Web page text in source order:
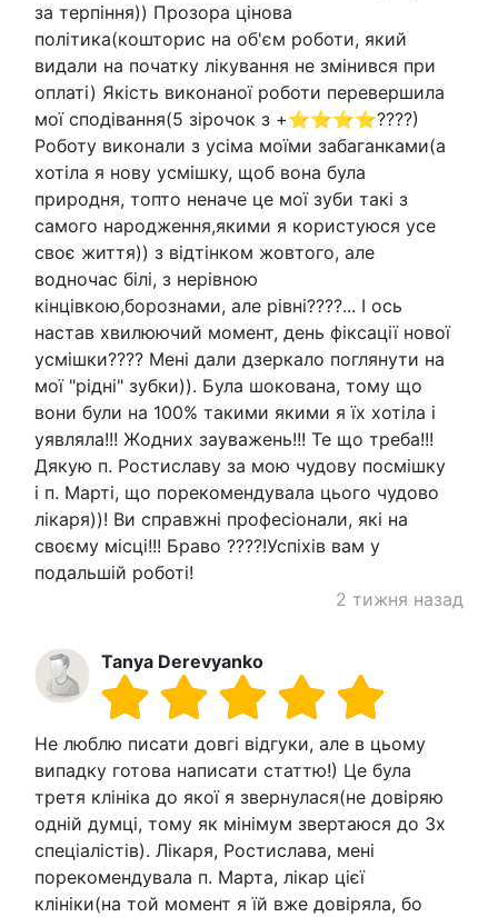
за терпіння)) Прозора цінова
політика(кошторис на об'єм роботи, який
видали на початку лікування не змінився при
оплаті) Якість виконаної роботи перевершила
мої сподівання(5 зірочок з +⭐⭐⭐⭐????)
Роботу виконали з усіма моїми забаганками(а
хотіла я нову усмішку, щоб вона була
природня, топто неначе це мої зуби такі з
самого народження,якими я користуюся усе
своє життя)) з відтінком жовтого, але
водночас білі, з нерівною
кінцівкою,борознами, але рівні????... І ось
настав хвилюючий момент, день фіксації нової
усмішки???? Мені дали дзеркало поглянути на
мої "рідні" зубки)). Була шокована, тому що
вони були на 100% такими якими я їх хотіла і
уявляла!!! Жодних зауважень!!! Те що треба!!!
Дякую п. Ростиславу за мою чудову посмішку
і п. Марті, що порекомендувала цього чудово
лікаря))! Ви справжні професіонали, які на
своєму місці!!! Браво ????!Успіхів вам у
подальшій роботі!
2 тижня назад
Tanya Derevyanko
Не люблю писати довгі відгуки, але в цьому
випадку готова написати статтю!) Це була
третя клініка до якої я звернулася(не довіряю
одній думці, тому як мінімум звертаюся до 3х
спеціалістів). Лікаря, Ростислава, мені
порекомендувала п. Марта, лікар цієї
клініки(на той момент я їй вже довіряла, бо